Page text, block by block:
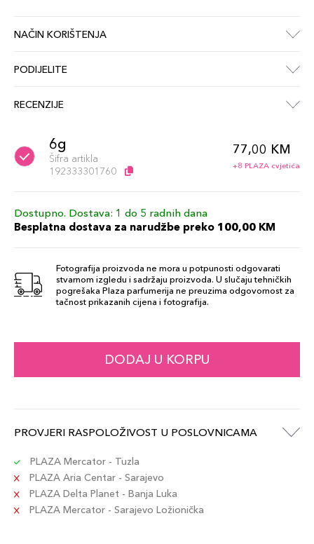
NAČIN KORIŠTENJA
PODIJELITE
RECENZIJE
6g
Šifra artikla
192333301760
77,00 KM
+8 PLAZA cvjetića
Dostupno. Dostava: 1 do 5 radnih dana
Besplatna dostava za narudžbe preko 100,00 KM
Fotografija proizvoda ne mora u potpunosti odgovarati
stvarnom izgledu i sadržaju proizvoda. U slučaju tehničkih
pogrešaka Plaza parfumerija ne preuzima odgovornost za
tačnost prikazanih cijena i fotografija.
DODAJ U KORPU
PROVJERI RASPOLOŽIVOST U POSLOVNICAMA
PLAZA Mercator - Tuzla
PLAZA Aria Centar - Sarajevo
PLAZA Delta Planet - Banja Luka
PLAZA Mercator - Sarajevo Ložionička